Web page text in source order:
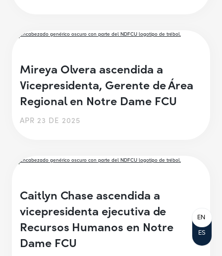
Mireya Olvera ascendida a
Vicepresidenta, Gerente de Área
Regional en Notre Dame FCU
APR 23 DE 2025
Caitlyn Chase ascendida a
vicepresidenta ejecutiva de
Recursos Humanos en Notre
Dame FCU
ES
EN